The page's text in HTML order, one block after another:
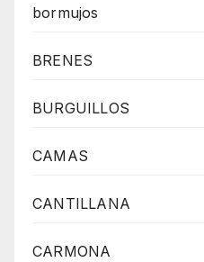
bormujos
BRENES
BURGUILLOS
CAMAS
CANTILLANA
CARMONA